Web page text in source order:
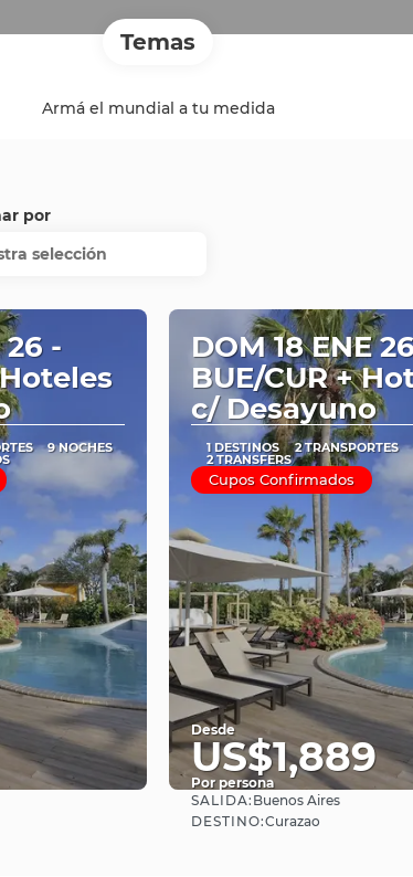
Temas
Armá el mundial a tu medida
por
selección
26 -
9 NOCHES
DOM 18 ENE
BUE/CUR +
c/ Desayuno
1 DESTINOS 2 TRANSPORTES
2 TRANSFERS
Cupos Confirmados
Desde
US$1,889
Por persona
Ver
SALIDA: Buenos Aires
DESTINO:Curazao